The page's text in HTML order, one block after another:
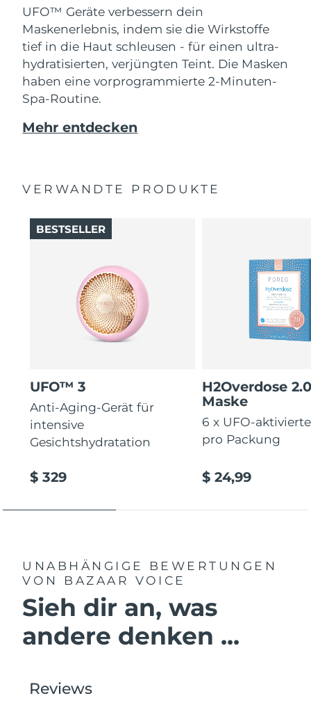
UFO™ Geräte verbessern dein
Maskenerlebnis, indem sie die Wirkstoffe
tief in die Haut schleusen - für einen ultra-
hydratisierten, verjüngten Teint. Die Masken
haben eine vorprogrammierte 2-Minuten-
Spa-Routine.
Mehr entdecken
VERWANDTE PRODUKTE
UFO™ 3
Anti-Aging-Gerät für
intensive
Gesichtshydratation
$ 329
BESTSELLER
H2Overdose
Maske
6 x UFO-
pro Packung
$ 24,99
UNABHÄNGIGE BEWERTUNGEN
VON BAZAAR VOICE
Sieh dir an, was
andere denken ...